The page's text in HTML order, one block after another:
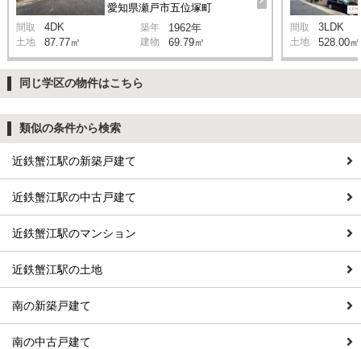
愛知県瀬戸市五位塚町
間取 4DK 築年 1962年
土地 87.77㎡ 建物 69.79㎡
間取 3LDK
土地 528.00㎡
同じ学区の物件はこちら
類似の条件から検索
近鉄蟹江駅の新築戸建て
近鉄蟹江駅の中古戸建て
近鉄蟹江駅のマンション
近鉄蟹江駅の土地
南の新築戸建て
南の中古戸建て